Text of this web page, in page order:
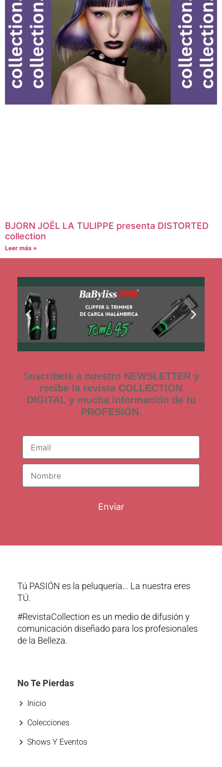
BJORN JOËL LA TULIPPE presenta DISTORTED
collection
Leer más »
Suscríbete a nuestro NEWSLETTER y
recibe la revista COLLECTION
DIGITAL y mucha información de tu
PROFESIÓN.
Enviar
Tú PASIÓN es la peluquería… La nuestra eres
TÚ.
#RevistaCollection es un medio de difusión y
comunicación diseñado para los profesionales
de la Belleza.
No Te Pierdas
Inicio
Colecciones
Shows Y Eventos